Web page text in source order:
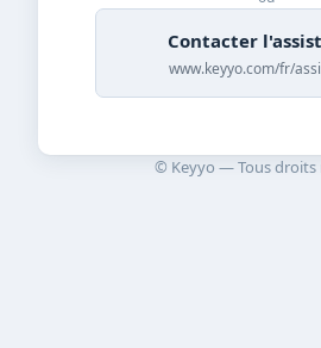
Contacter
www.keyyo.com/fr/
© Keyyo — Tous droits